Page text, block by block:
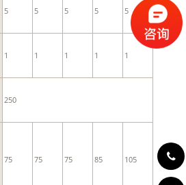
5 5 5 5 5
1 1 1 1 1
250
75 75 75 85 105